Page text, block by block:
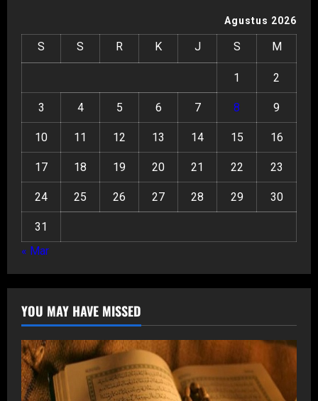
Agustus 2026
S S R K J S M
1 2
3 4 5 6 7 8 9
10 11 12 13 14 15 16
17 18 19 20 21 22 23
24 25 26 27 28 29 30
31
« Mar
YOU MAY HAVE MISSED